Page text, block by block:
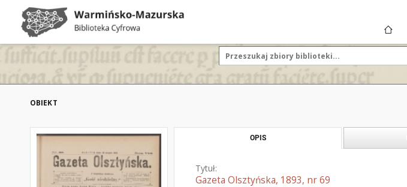
OBIEKT
OPIS
Tytuł:
Gazeta Olsztyńska, 1893, nr 69